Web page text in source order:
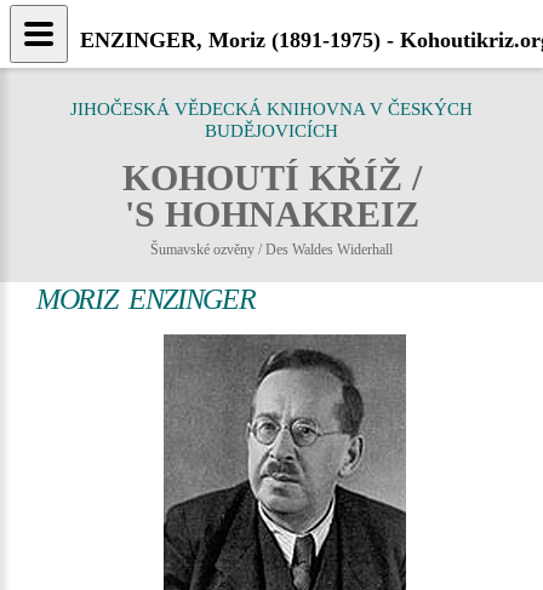
JIHOČESKÁ VĚDECKÁ KNIHOVNA V ČESKÝCH
BUDĚJOVICÍCH
KOHOUTÍ KŘÍŽ /
'S HOHNAKREIZ
Šumavské ozvěny / Des Waldes Widerhall
MORIZ ENZINGER
ENZINGER, Moriz (1891-1975) -